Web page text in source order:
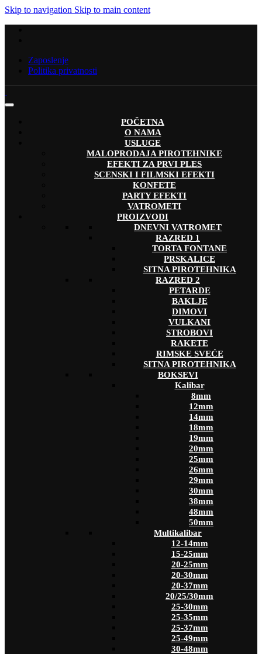
Skip to navigation Skip to main content
Zaposlenje
Politika privatnosti
POČETNA
O NAMA
USLUGE
MALOPRODAJA PIROTEHNIKE
EFEKTI ZA PRVI PLES
SCENSKI I FILMSKI EFEKTI
KONFETE
PARTY EFEKTI
VATROMETI
PROIZVODI
DNEVNI VATROMET
RAZRED 1
TORTA FONTANE
PRSKALICE
SITNA PIROTEHNIKA
RAZRED 2
PETARDE
BAKLJE
DIMOVI
VULKANI
STROBOVI
RAKETE
RIMSKE SVEĆE
SITNA PIROTEHNIKA
BOKSEVI
Kalibar
8mm
12mm
14mm
18mm
19mm
20mm
25mm
26mm
29mm
30mm
38mm
48mm
50mm
Multikalibar
12-14mm
15-25mm
20-25mm
20-30mm
20-37mm
20/25/30mm
25-30mm
25-35mm
25-37mm
25-49mm
30-48mm